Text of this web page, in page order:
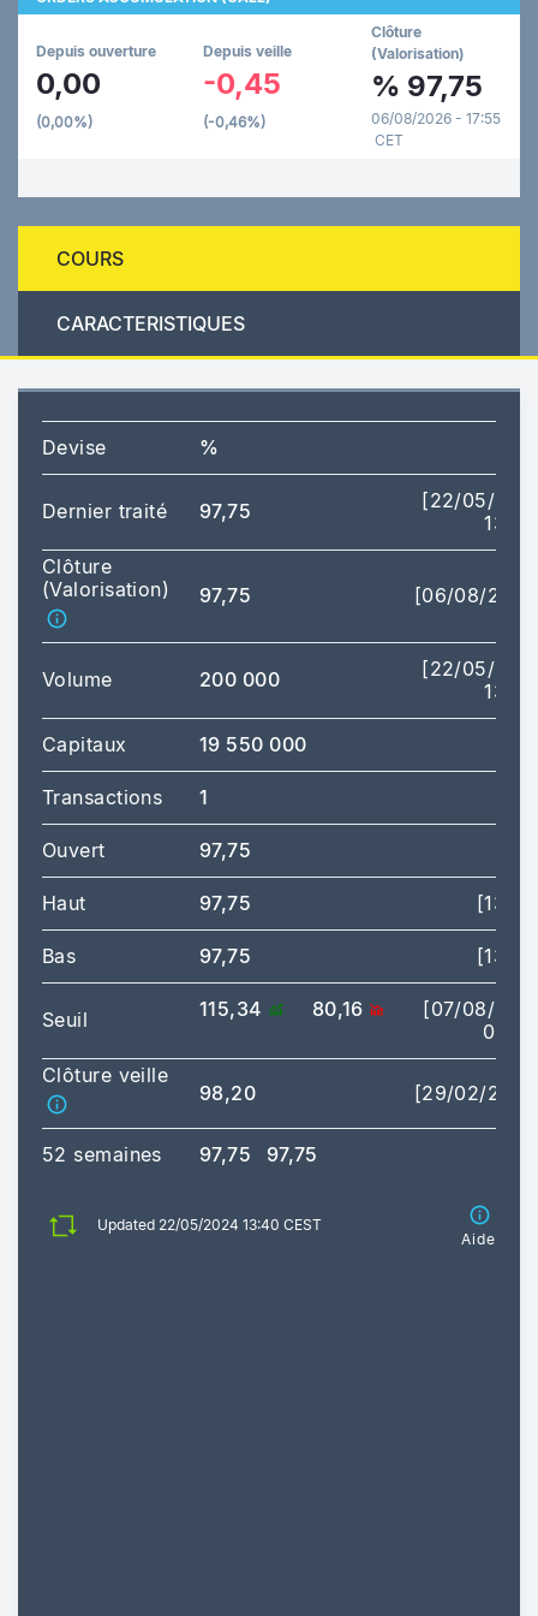
Depuis ouverture
0,00
(0,00%)
Depuis veille
-0,45
(-0,46%)
Clôture
(Valorisation)
% 97,75
06/08/2026 - 17:55
CET
COURS
CARACTERISTIQUES
Devise %
Dernier traité 97,75
[22/05/
Clôture
(Valorisation)
97,75 [06/08/
Volume 200 000
[22/05/
Capitaux 19 550 000
Transactions 1
Ouvert 97,75
Haut 97,75
Bas 97,75
Seuil 115,34 80,16
[07/08/
Clôture veille
98,20 [29/02/
52 semaines 97,75 97,75
Updated 22/05/2024 13:40 CEST
Aide